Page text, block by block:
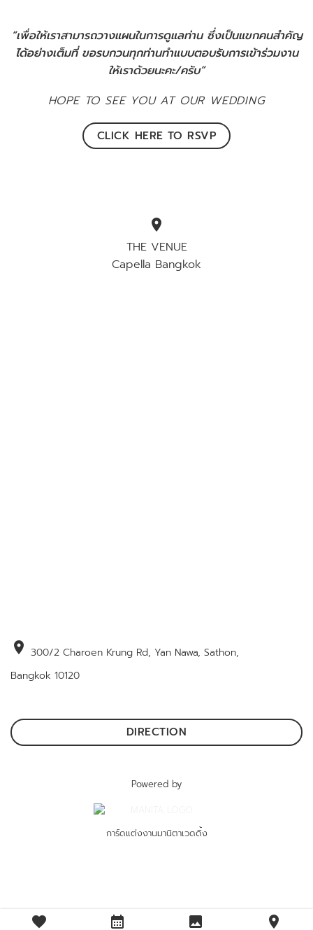
“เพื่อให้เราสามารถวางแผนในการดูแลท่าน ซึ่งเป็นแขกคนสำคัญ
ได้อย่างเต็มที่ ขอรบกวนทุกท่านทำแบบตอบรับการเข้าร่วมงาน
ให้เราด้วยนะคะ/ครับ”
HOPE TO SEE YOU AT OUR WEDDING
CLICK HERE TO RSVP
location_on
THE VENUE
Capella Bangkok
location_on 300/2 Charoen Krung Rd, Yan Nawa, Sathon,
Bangkok 10120
DIRECTION
Powered by
การ์ดแต่งงานมานิตาเวดดิ้ง
favorite calendar_month image location_on